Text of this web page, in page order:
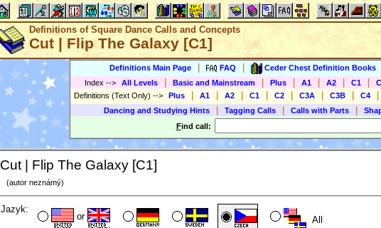
Definitions of Square Dance Calls and Concepts
Cut | Flip The Galaxy [C1]
Definitions Main Page FAQ Ceder Chest Definition Books
Index --> All Levels Basic and Mainstream Plus A1 A2 C1
Definitions (Text Only) --> Plus A1 A2 C1 C2 C3A C3B C4
Dancing and Studying Hints
Tagging Calls Calls with Parts
Find call:
Cut | Flip The Galaxy [C1]
(autor neznámý)
Jazyk:
or All